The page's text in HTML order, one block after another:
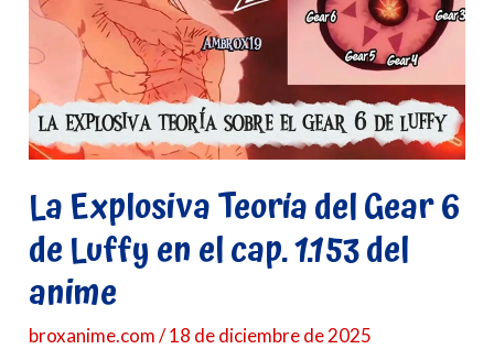
La Explosiva Teoría del Gear 6
de Luffy en el cap. 1.153 del
anime
broxanime.com/18 de diciembre de 2025
de
Luffy
en
el
1.153
del
anime